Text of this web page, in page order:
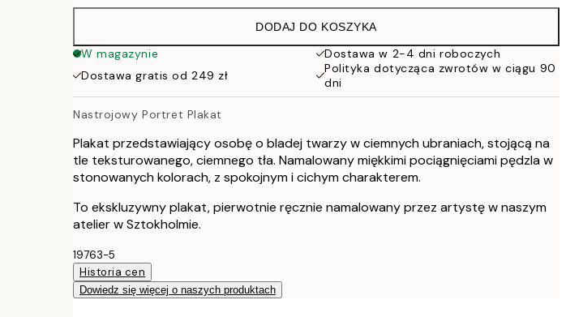
152 zł
DODAJ DO KOSZYKA
W magazynie
Dostawa w 2-4 dni roboczych
Dostawa gratis od 249 zł
Polityka dotycząca zwrotów w ciągu 90
dni
Nastrojowy Portret Plakat
Plakat przedstawiający osobę o bladej twarzy w ciemnych ubraniach, stojącą na
tle teksturowanego, ciemnego tła. Namalowany miękkimi pociągnięciami pędzla w
stonowanych kolorach, z spokojnym i cichym charakterem.
To ekskluzywny plakat, pierwotnie ręcznie namalowany przez artystę w naszym
atelier w Sztokholmie.
19763-5
Historia cen
Dowiedz się więcej o naszych produktach